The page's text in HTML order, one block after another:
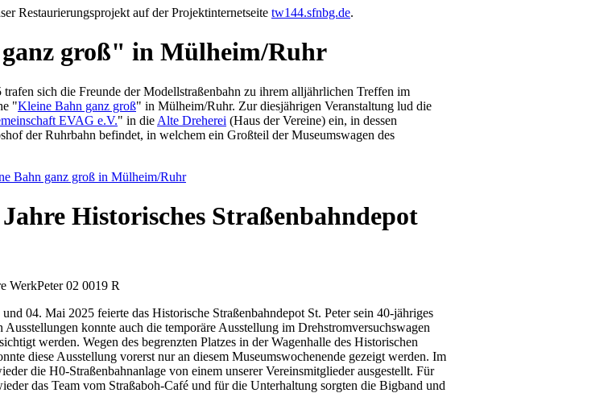
Restaurierungsprojekt auf der Projektinternetseite tw144.sfnbg.de.
groß" in Mülheim/Ruhr
sich die Freunde der Modellstraßenbahn zu ihrem alljährlichen Treffen im
"Kleine Bahn ganz groß" in Mülheim/Ruhr. Zur diesjährigen Veranstaltung lud die
EVAG e.V." in die Alte Dreherei (Haus der Vereine) ein, in dessen
der Ruhrbahn befindet, in welchem ein Großteil der Museumswagen des
Bahn ganz groß in Mülheim/Ruhr
Historisches Straßenbahndepot
04. Mai 2025 feierte das Historische Straßenbahndepot St. Peter sein 40-jähriges
Ausstellungen konnte auch die temporäre Ausstellung im Drehstromversuchswagen
werden. Wegen des begrenzten Platzes in der Wagenhalle des Historischen
diese Ausstellung vorerst nur an diesem Museumswochenende gezeigt werden. Im
die H0-Straßenbahnanlage von einem unserer Vereinsmitglieder ausgestellt. Für
das Team vom Straßaboh-Café und für die Unterhaltung sorgten die Bigband und